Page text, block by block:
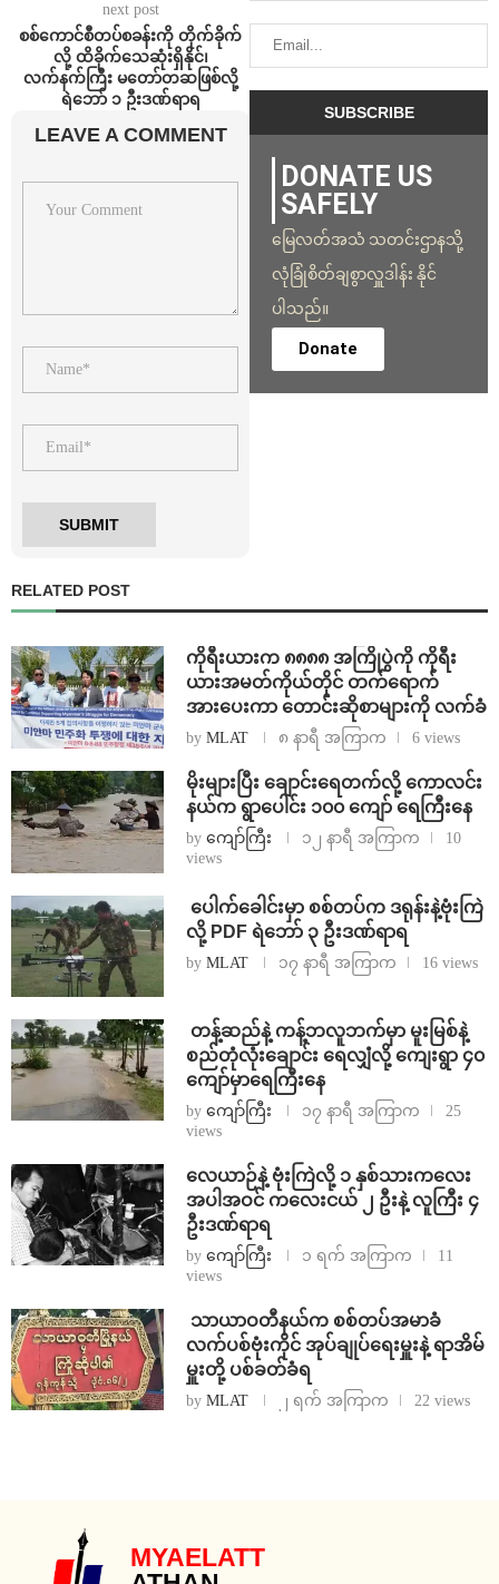
next post
စစ်ကောင်စီတပ်စခန်းကို တိုက်ခိုက်
လို့ ထိခိုက်သေဆုံးရှိနိုင်၊
လက်နက်ကြီး မတော်တဆဖြစ်လို့
ရဲဘော် ၁ ဦးဒဏ်ရာရ
LEAVE A COMMENT
DONATE US
SAFELY
မြေလတ်အသံ သတင်းဌာနသို့
လုံခြုံစိတ်ချစွာလှူဒါန်း နိုင်
ပါသည်။
Donate
RELATED POST
ကိုရီးယားက ၈၈၈၈ အကြိုပွဲကို ကိုရီး
ယားအမတ်ကိုယ်တိုင် တက်ရောက်
အားပေးကာ တောင်းဆိုစာများကို လက်ခံ
by MLAT ၈ နာရီ အကြာက 6 views
⁨မိုးများပြီး ချောင်းရေတက်လို့ ကောလင်း
နယ်က ရွာပေါင်း ၁၀၀ ကျော် ရေကြီးနေ
by ကျော်ကြီး ၁၂ နာရီ အကြာက
10
views
⁩ ⁨ပေါက်ခေါင်းမှာ စစ်တပ်က ဒရုန်းနဲ့ဗုံးကြဲ
လို့ PDF ရဲဘော် ၃ ဦးဒဏ်ရာရ
by MLAT ၁၇ နာရီ အကြာက 16 views
⁩ ⁨တန့်ဆည်နဲ့ ကန့်ဘလူဘက်မှာ မူးမြစ်နဲ့
စည်တုံလုံးချောင်း ရေလျှံလို့ ကျေးရွာ ၄၀
ကျော်မှာရေကြီးနေ
by ကျော်ကြီး ၁၇ နာရီ အကြာက
25
views
⁨လေယာဉ်နဲ့ ဗုံးကြဲလို့ ၁ နှစ်သားကလေး
အပါအဝင် ကလေးငယ် ၂ ဦးနဲ့ လူကြီး ၄
ဦးဒဏ်ရာရ
by ကျော်ကြီး ၁ ရက် အကြာက
11
views
⁩ ⁨သာယာဝတီနယ်က စစ်တပ်အမာခံ
လက်ပစ်ဗုံးကိုင် အုပ်ချုပ်ရေးမှူးနဲ့ ရာအိမ်
မှူးတို့ ပစ်ခတ်ခံရ
by MLAT ၂ ရက် အကြာက 22 views
MYAELATT